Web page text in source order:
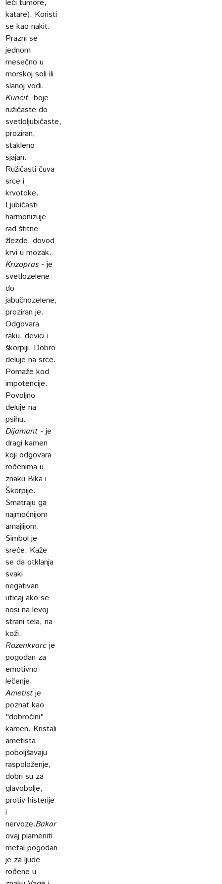
leći tumore,
katare). Koristi
se kao nakit.
Prazni se
jednom
mesečno u
morskoj soli ili
slanoj vodi.
Kuncit- boje
ružičaste do
svetloljubičaste,
proziran,
stakleno
sjajan.
Ružičasti čuva
srce i
krvotoke.
Ljubičasti
harmonizuje
rad štitne
žlezde, dovod
krvi u mozak.
Krizopras - je
svetlozelene
do
jabučnozelene,
proziran je.
Odgovara
raku, devici i
škorpiji. Dobro
deluje na srce.
Pomaže kod
impotencije.
Povoljno
deluje na
psihu.
Dijamant - je
dragi kamen
koji odgovara
roðenima u
znaku Bika i
Škorpije.
Smatraju ga
najmoćnijom
amajlijom.
Simbol je
sreće. Kaže
se da otklanja
svaki
negativan
uticaj ako se
nosi na levoj
strani tela, na
koži.
Rozenkvarc je
pogodan za
emotivno
lečenje.
Ametist je
poznat kao
"dobročini"
kamen. Kristali
ametista
poboljšavaju
raspoloženje,
dobri su za
glavobolje,
protiv histerije
i
nervoze.Bakar
ovaj plameniti
metal pogodan
je za ljude
roðene u